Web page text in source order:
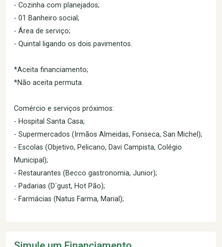
- Cozinha com planejados;
- 01 Banheiro social;
- Área de serviço;
- Quintal ligando os dois pavimentos.
*Aceita financiamento;
*Não aceita permuta.
Comércio e serviços próximos:
- Hospital Santa Casa;
- Supermercados (Irmãos Almeidas, Fonseca, San Michel);
- Escolas (Objetivo, Pelicano, Davi Campista, Colégio
Municipal);
- Restaurantes (Becco gastronomia, Junior);
- Padarias (D`gust, Hot Pão);
- Farmácias (Natus Farma, Marial);